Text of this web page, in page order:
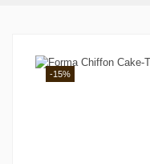
-15%